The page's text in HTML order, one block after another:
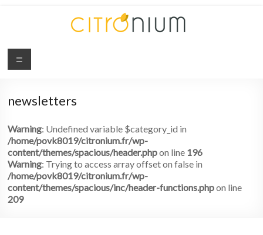
Citronium
Abonnez-
à
newsletters
Warning: Undefined variable $category_id in
/home/povk8019/citronium.fr/wp-
content/themes/spacious/header.phpon line 196
Warning: Trying to access array offset on false in
/home/povk8019/citronium.fr/wp-
content/themes/spacious/inc/header-functions.phpon line
209